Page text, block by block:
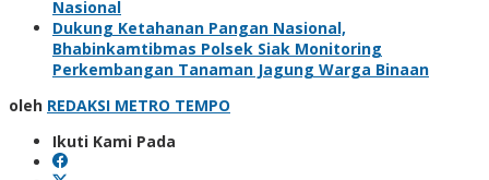
Nasional
Dukung Ketahanan Pangan Nasional,
Bhabinkamtibmas Polsek Siak Monitoring
Perkembangan Tanaman Jagung Warga Binaan
oleh REDAKSI METRO TEMPO
Ikuti Kami Pada